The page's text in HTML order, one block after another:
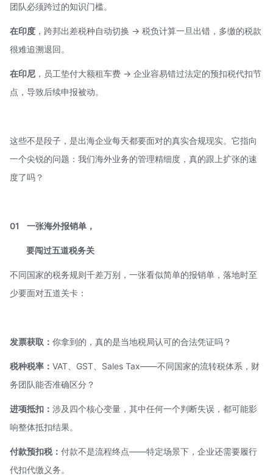
团队必须跨过的知识门槛。
在印度 ，跨邦出差税种自动切换 → 税负计算一旦出错，多缴的税款
很难追溯退回。
在印尼 ，员工垫付大额租车费 → 企业容易错过法定的预扣税代扣节
点，导致后续申报被动。
这些不是段子，是出海企业每天都要面对的真实合规现实。它指向
一个尖锐的问题：我们海外业务的管理精细度，真的跟上扩张的速
度了吗？
01 一张海外报销单，
要闯过五道税务关
不同国家的税务规则千差万别，一张看似简单的报销单，落地时至
少要面对五道关卡：
发票获取： 你拿到的，真的是当地税局认可的合法凭证吗？
税种税率： VAT、GST、Sales Tax——不同国家的流转税体系，财
务团队能否准确区分？
进项抵扣： 涉及四个核心变量，其中任何一个判断失误，都可能影
响整体抵扣结果。
付款预扣税： 付款不是流程终点——特定场景下，企业还需要履行
代扣代缴义务。